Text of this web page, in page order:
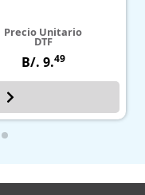
Precio Unitario
DTF
B/. 9.49